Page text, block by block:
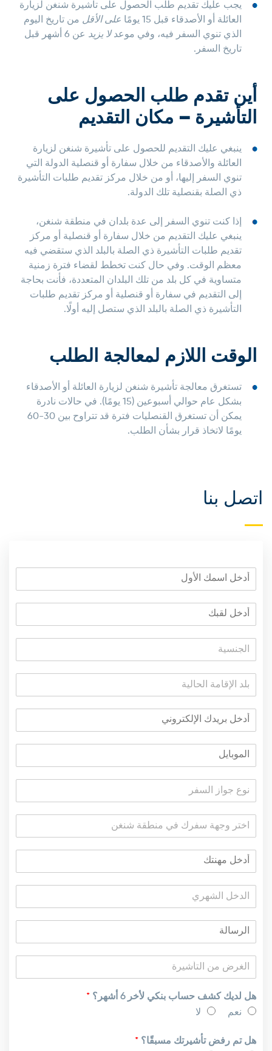
يجب عليك تقديم طلب الحصول على تأشيرة شنغن لزيارة
العائلة أو الأصدقاء قبل 15 يومًا
على الأقل من تاريخ اليوم
الذي تنوي السفر فيه، وفي موعدلا يزيد
عن 6 أشهر قبل
تاريخ السفر.
أين تقدم طلب الحصول على
التأشيرة – مكان التقديم
ينبغي عليك التقديم للحصول على تأشيرة شنغن لزيارة
العائلة والأصدقاء من خلال سفارة أو قنصلية الدولة التي
تنوي السفر إليها، أو من خلال مركز تقديم طلبات التأشيرة
ذي الصلة بقنصلية تلك الدولة.
إذا كنت تنوي السفر إلى عدة بلدان في منطقة شنغن،
ينبغي عليك التقديم من خلال سفارة أو قنصلية أو مركز
تقديم طلبات التأشيرة ذي الصلة بالبلد الذي ستقضي فيه
معظم الوقت. وفي حال كنت تخطط لقضاء فترة زمنية
متساوية في كل بلد من تلك البلدان المتعددة، فأنت بحاجة
إلى التقديم في سفارة أو قنصلية أو مركز تقديم طلبات
التأشيرة ذي الصلة بالبلد الذي ستصل إليه أولًا.
الوقت اللازم لمعالجة الطلب
تستغرق معالجة تأشيرة شنغن لزيارة العائلة أو الأصدقاء
بشكل عام حوالي أسبوعين (15 يومًا). في حالات نادرة
يمكن أن تستغرق القنصليات فترة قد تتراوح بين 30-60
يومًا لاتخاذ قرار بشأن الطلب.
اتصل بنا
هل لديك كشف حساب بنكي لأخر 6 أشهر؟
*
نعم
لا
هل تم رفض تأشيرتك مسبقًا؟ *